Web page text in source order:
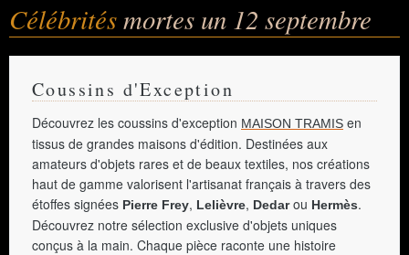
Célébritésmortes un 12 septembre
Coussins d'Exception
Découvrez les coussins d'exception MAISON TRAMIS en
tissus de grandes maisons d'édition. Destinées aux
amateurs d'objets rares et de beaux textiles, nos créations
haut de gamme valorisent l'artisanat français à travers des
étoffes signées Pierre Frey, Lelièvre, Dedarou Hermès.
Découvrez notre sélection exclusive d'objets uniques
conçus à la main. Chaque pièce raconte une histoire